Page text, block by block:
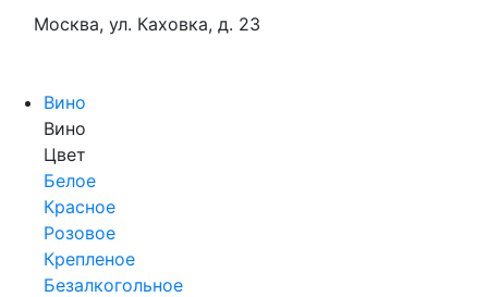
Москва, ул. Каховка, д. 23
Вино
Вино
Цвет
Белое
Красное
Розовое
Крепленое
Безалкогольное